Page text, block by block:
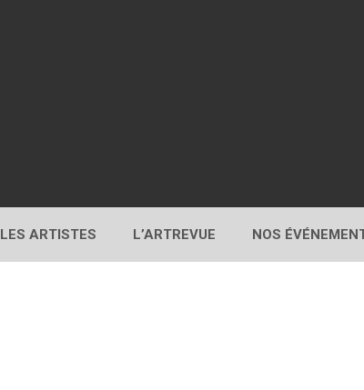
LES ARTISTES L’ARTREVUE NOS